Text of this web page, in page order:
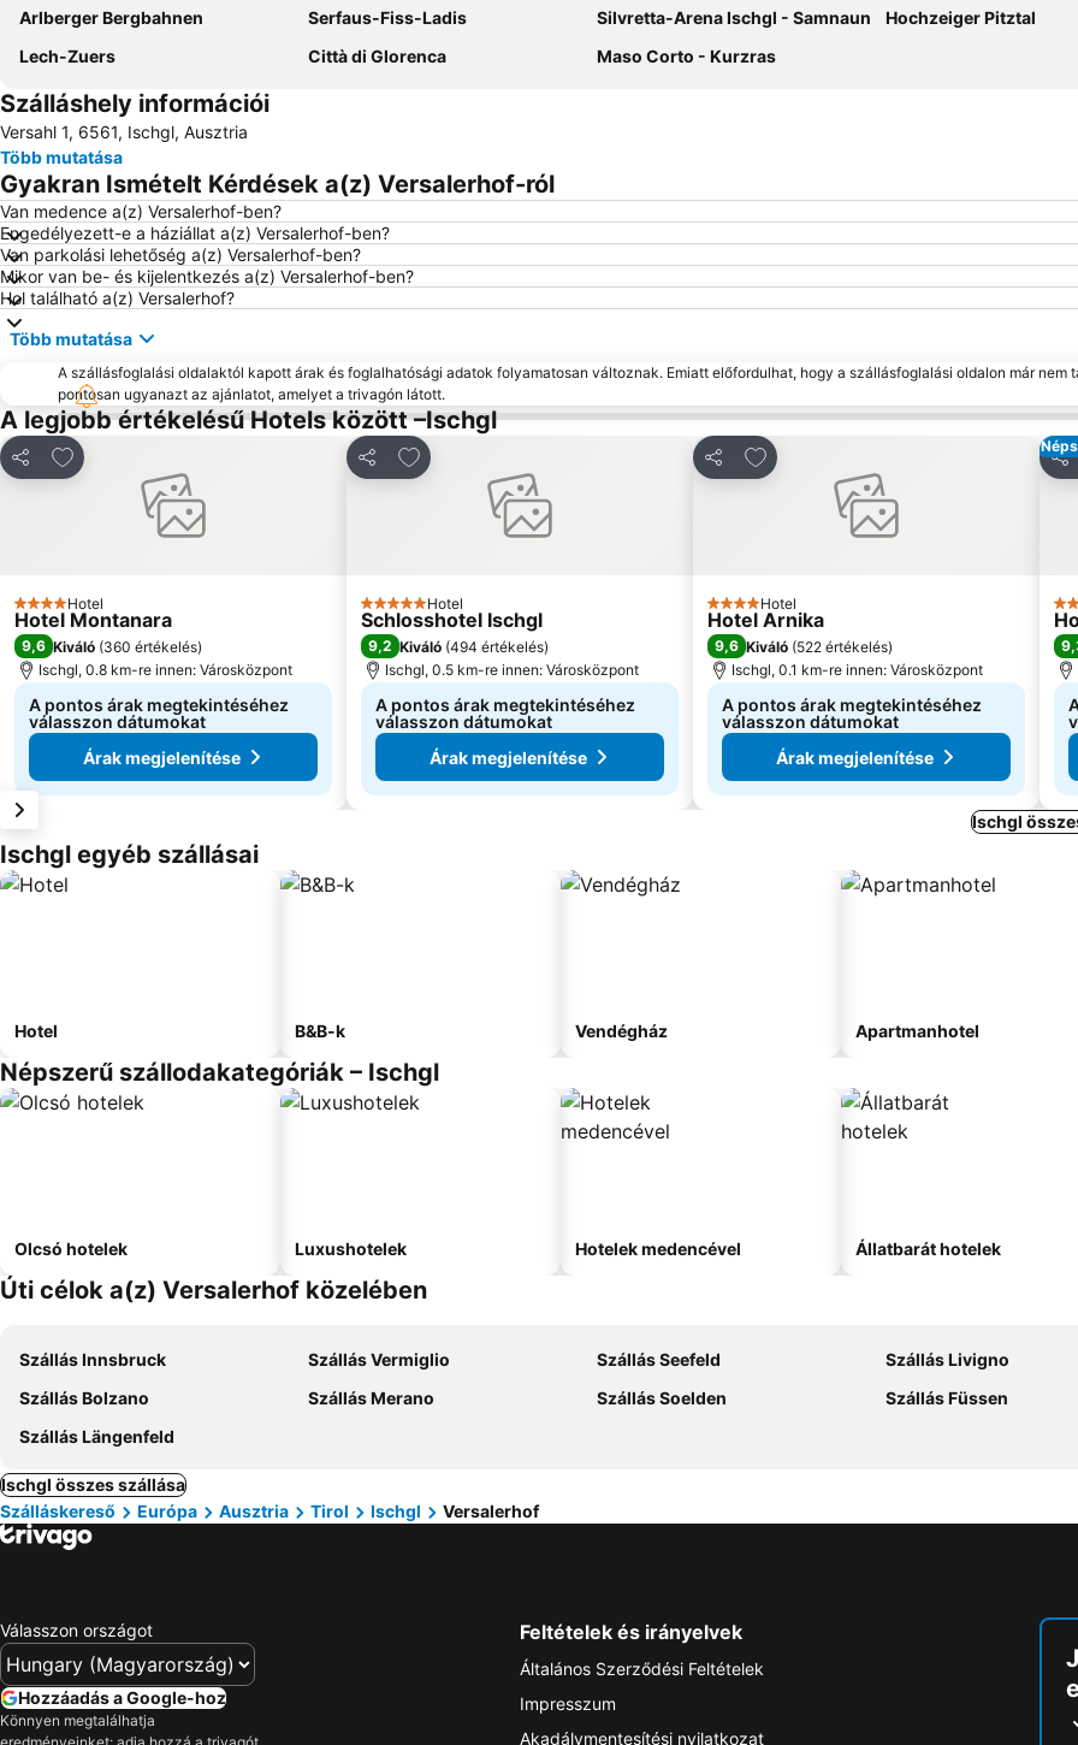
Arlberger Bergbahnen Serfaus-Fiss-Ladis Silvretta-Arena Ischgl - Samnaun
Hochzeiger Pitztal
Lech-Zuers
Città di Glorenca Maso Corto - Kurzras
Szálláshely információi
Versahl 1, 6561, Ischgl, Ausztria
Több mutatása
Gyakran Ismételt Kérdések a(z) Versalerhof-ról
Van medence a(z) Versalerhof-ben?
Engedélyezett-e a háziállat a(z) Versalerhof-ben?
Van parkolási lehetőség a(z) Versalerhof-ben?
Mikor van be- és kijelentkezés a(z) Versalerhof-ben?
Hol található a(z) Versalerhof?
Több mutatása
A szállásfoglalási oldalaktól kapott árak és foglalhatósági adatok folyamatosan változnak. Emiatt előfordulhat, hogy a szállásfoglalási oldalon már nem
pontosan ugyanazt az ajánlatot, amelyet a trivagón látott.
A legjobb értékelésű Hotels között –Ischgl
Megosztás
Hozzáadás a kedvencekhez
4 Kategória
Hotel
Hotel Montanara
9,6 Kiváló (360 értékelés)
Ischgl, 0.8 km-re innen: Városközpont
A pontos árak megtekintéséhez
válasszon dátumokat
Árak megjelenítése
Megosztás
Hozzáadás a kedvencekhez
5 Kategória
Hotel
Schlosshotel Ischgl
9,2 Kiváló (494 értékelés)
Ischgl, 0.5 km-re innen: Városközpont
A pontos árak megtekintéséhez
válasszon dátumokat
Árak megjelenítése
Megosztás
Hozzáadás a kedvencekhez
4 Kategória
Hotel
Hotel Arnika
9,6 Kiváló (522 értékelés)
Ischgl, 0.1 km-re innen: Városközpont
A pontos árak megtekintéséhez
válasszon dátumokat
Árak megjelenítése
3
Ischgl
Ischgl egyéb szállásai
Hotel B&B-k Vendégház Apartmanhotel
Népszerű szállodakategóriák – Ischgl
Olcsó hotelek Luxushotelek Hotelek medencével Állatbarát hotelek
Úti célok a(z) Versalerhof közelében
Szállás Innsbruck Szállás Vermiglio Szállás Seefeld
Szállás Livigno
Szállás Bolzano
Szállás Merano Szállás Soelden
Szállás Füssen
Szállás Längenfeld
Ischgl összes szállása
Szálláskereső
Európa Ausztria Tirol Ischgl Versalerhof
Válasszon országot
Hozzáadás a Google-hoz
Könnyen megtalálhatja
Feltételek és irányelvek
Általános Szerződési Feltételek
Impresszum
Akadálymentesítési nyilatkozat